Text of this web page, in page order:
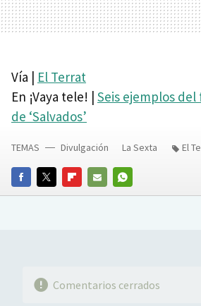
Vía | El Terrat
En ¡Vaya tele! | Seis ejemplos
de ‘Salvados’
FACEBOOKTWITTERFLIPBOARD
E-
WHATSAPP
TEMAS Divulgación La Sexta El
Comentarios cerrados